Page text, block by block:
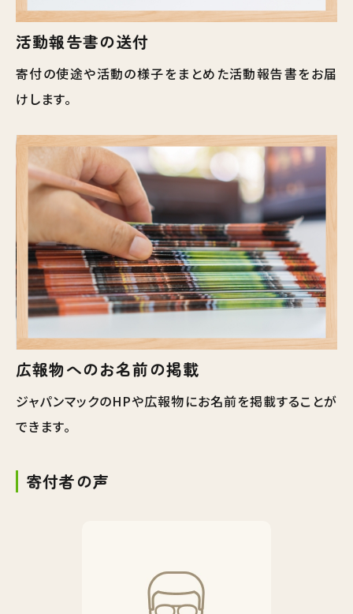
活動報告書の送付
寄付の使途や活動の様子をまとめた活動報告書をお届
けします。
広報物へのお名前の掲載
ジャパンマックのHPや広報物にお名前を掲載することが
できます。
寄付者の声